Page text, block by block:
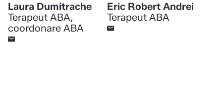
Laura Dumitrache
Terapeut ABA,
coordonare ABA
Eric Robert Andrei
Terapeut ABA